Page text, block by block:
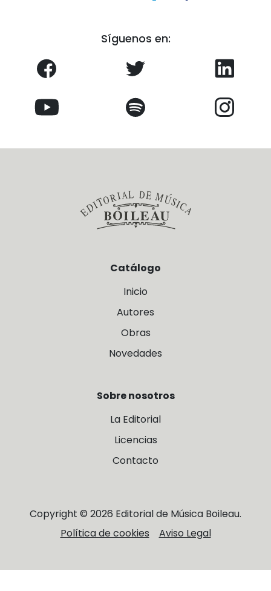
Síguenos en:
Catálogo
Inicio
Autores
Obras
Novedades
Sobre nosotros
La Editorial
Licencias
Contacto
Copyright © 2026 Editorial de Música Boileau.
Política de cookies
Aviso Legal